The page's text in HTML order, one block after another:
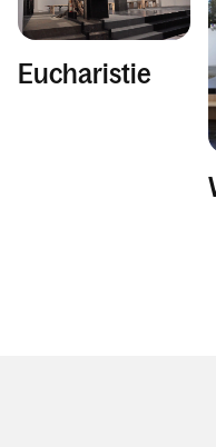
Sakramente
Gremien &
Tod, Trauer &
Eucharistie